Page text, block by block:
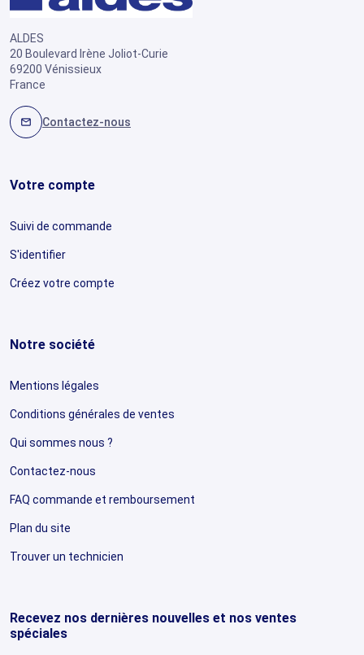
ALDES
20 Boulevard Irène Joliot-Curie
69200 Vénissieux
France
mail Contactez-nous
Votre compte
Suivi de commande
S'identifier
Créez votre compte
Notre société
Mentions légales
Conditions générales de ventes
Qui sommes nous ?
Contactez-nous
FAQ commande et remboursement
Plan du site
Trouver un technicien
Recevez nos dernières nouvelles et nos ventes
spéciales